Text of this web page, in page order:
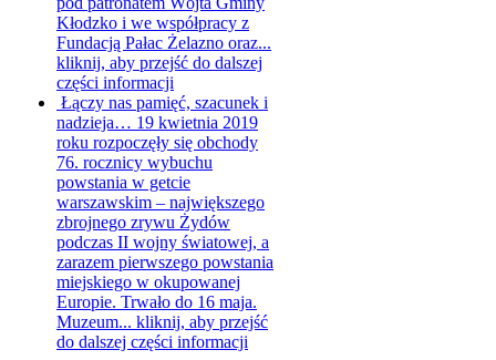
Kłodzko i we współpracy z
Fundacją Pałac Żelazno oraz...
kliknij, aby przejść do dalszej
części informacji
Łączy nas pamięć, szacunek i
nadzieja… 19 kwietnia 2019
roku rozpoczęły się obchody
76. rocznicy wybuchu
powstania w getcie
warszawskim – największego
zbrojnego zrywu Żydów
podczas II wojny światowej, a
zarazem pierwszego powstania
miejskiego w okupowanej
Europie. Trwało do 16 maja.
Muzeum... kliknij, aby przejść
do dalszej części informacji